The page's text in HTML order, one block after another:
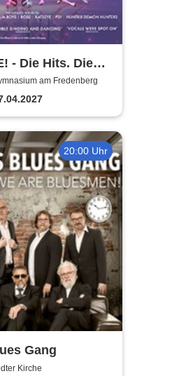
- Die Hits. Die
am Fredenberg
20:00 Uhr
Gang
Kirche